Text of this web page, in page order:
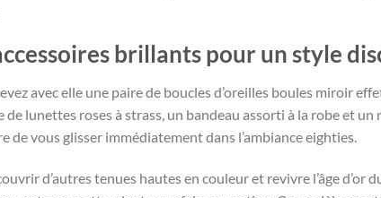
brillants pour un style
avec elle une paire de boucles d’oreilles boules miroir
de lunettes roses à strass, un bandeau assorti à la robe et
de vous glisser immédiatement dans l’ambiance eighties.
d’autres tenues hautes en couleur et revivre l’âge